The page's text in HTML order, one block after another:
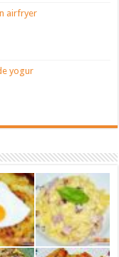
airfryer
yogur